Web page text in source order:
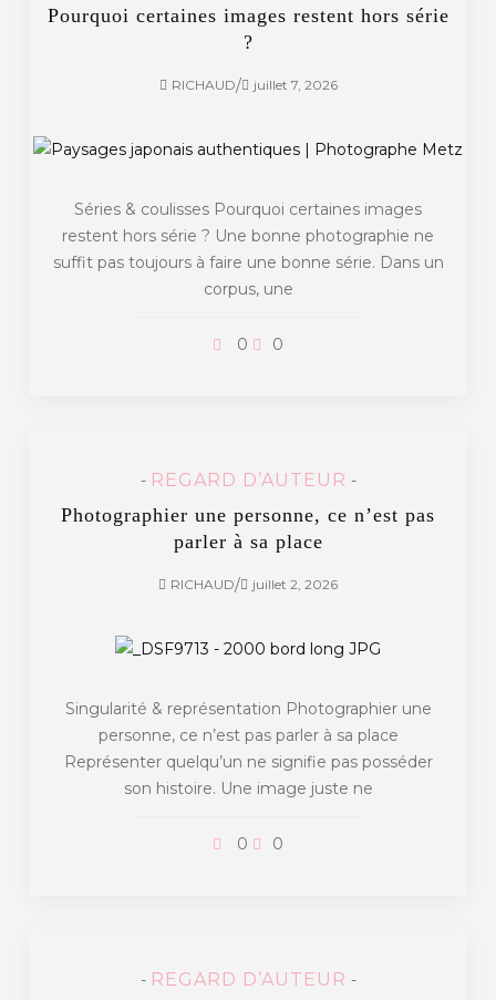
Pourquoi certaines images restent hors série
?
RICHAUD/ juillet 7, 2026
Séries & coulisses Pourquoi certaines images
restent hors série ? Une bonne photographie ne
suffit pas toujours à faire une bonne série. Dans un
corpus, une
0 0
- REGARD D’AUTEUR -
Photographier une personne, ce n’est pas
parler à sa place
RICHAUD/ juillet 2, 2026
Singularité & représentation Photographier une
personne, ce n’est pas parler à sa place
Représenter quelqu’un ne signifie pas posséder
son histoire. Une image juste ne
0 0
- REGARD D’AUTEUR -